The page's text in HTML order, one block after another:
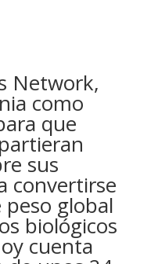
Network,
como
que
sus
convertirse
global
biológicos
cuenta